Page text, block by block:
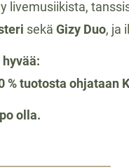
livemusiikista,
sekä Gizy Duo, ja
% tuotosta ohjataan
olla.